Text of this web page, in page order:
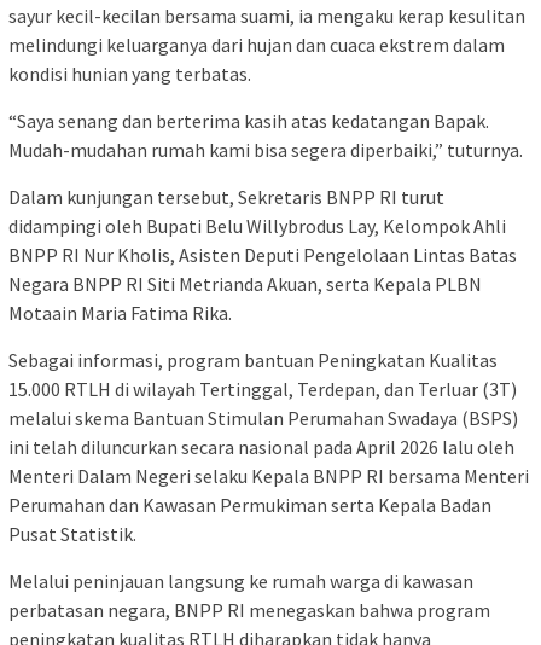
sayur kecil-kecilan bersama suami, ia mengaku kerap kesulitan
melindungi keluarganya dari hujan dan cuaca ekstrem dalam
kondisi hunian yang terbatas.
“Saya senang dan berterima kasih atas kedatangan Bapak.
Mudah-mudahan rumah kami bisa segera diperbaiki,” tuturnya.
Dalam kunjungan tersebut, Sekretaris BNPP RI turut
didampingi oleh Bupati Belu Willybrodus Lay, Kelompok Ahli
BNPP RI Nur Kholis, Asisten Deputi Pengelolaan Lintas Batas
Negara BNPP RI Siti Metrianda Akuan, serta Kepala PLBN
Motaain Maria Fatima Rika.
Sebagai informasi, program bantuan Peningkatan Kualitas
15.000 RTLH di wilayah Tertinggal, Terdepan, dan Terluar (3T)
melalui skema Bantuan Stimulan Perumahan Swadaya (BSPS)
ini telah diluncurkan secara nasional pada April 2026 lalu oleh
Menteri Dalam Negeri selaku Kepala BNPP RI bersama Menteri
Perumahan dan Kawasan Permukiman serta Kepala Badan
Pusat Statistik.
Melalui peninjauan langsung ke rumah warga di kawasan
perbatasan negara, BNPP RI menegaskan bahwa program
peningkatan kualitas RTLH diharapkan tidak hanya